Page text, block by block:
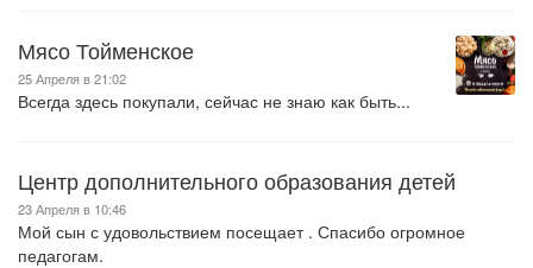
Мясо Тойменское
25 Апреля в 21:02
Всегда здесь покупали, сейчас не знаю как быть...
Центр дополнительного образования детей
23 Апреля в 10:46
Мой сын с удовольствием посещает . Спасибо огромное
педагогам.